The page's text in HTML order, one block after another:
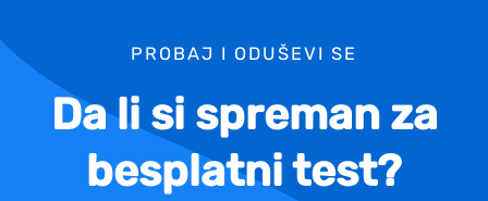
PROBAJ I ODUŠEVI SE
Da li si spreman za
besplatni test?